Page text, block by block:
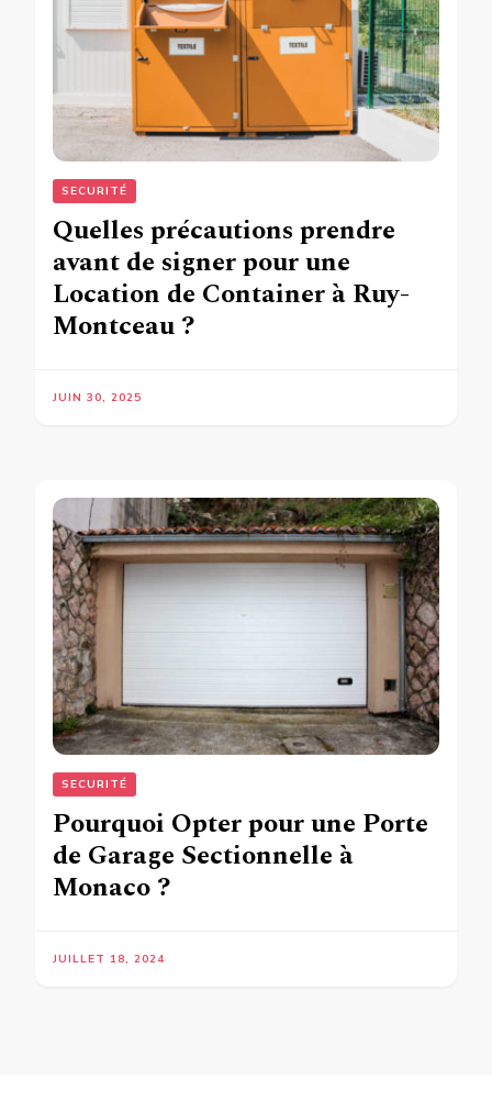
SECURITÉ
Quelles précautions prendre
avant de signer pour une
Location de Container à Ruy-
Montceau ?
JUIN 30, 2025
SECURITÉ
Pourquoi Opter pour une Porte
de Garage Sectionnelle à
Monaco ?
JUILLET 18, 2024